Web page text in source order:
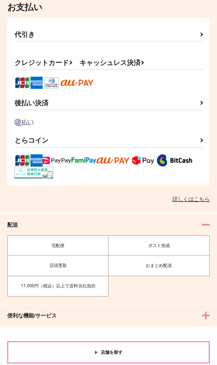
きみいろドロップ
p-DASH
330円
サンプル
作品詳細
お慕いしてます先パイ
440円
作品詳細
お支払い
代引き
クレジットカード キャッシュレス決済
後払い決済
とらコイン
詳しくはこちら
配送
宅配便 ポスト投函
店頭受取 おまとめ配送
11,000円（税込）以上で送料当社負担
便利な機能/サービス
店舗を探す